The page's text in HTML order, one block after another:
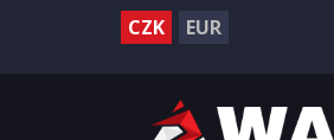
CZK EUR